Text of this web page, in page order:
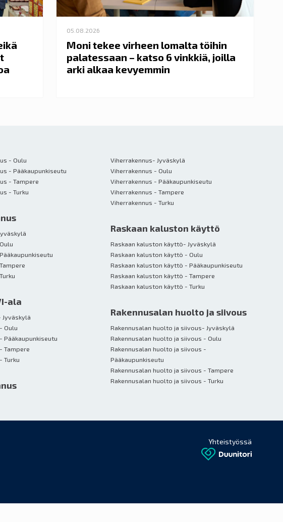
05.08.2026
Moni tekee virheen lomalta töihin
palatessaan – katso 6 vinkkiä, joilla
arki alkaa kevyemmin
- Oulu
- Pääkaupunkiseutu
- Tampere
Purku ja saneeraus - Turku
Pintarakennus - Turku
ala
Jyväskylä
Oulu
Pääkaupunkiseutu
Tampere
Sähkö ja LVI-ala - Turku
Viherrakennus- Jyväskylä
Viherrakennus - Oulu
Viherrakennus - Pääkaupunkiseutu
Viherrakennus - Tampere
Viherrakennus - Turku
Raskaan kaluston käyttö
Raskaan kaluston käyttö- Jyväskylä
Raskaan kaluston käyttö - Oulu
Raskaan kaluston käyttö - Pääkaupunkiseutu
Raskaan kaluston käyttö - Tampere
Raskaan kaluston käyttö - Turku
Rakennusalan huolto ja siivous
Rakennusalan huolto ja siivous- Jyväskylä
Rakennusalan huolto ja siivous - Oulu
Rakennusalan huolto ja siivous -
Pääkaupunkiseutu
Rakennusalan huolto ja siivous - Tampere
Rakennusalan huolto ja siivous - Turku
Yhteistyössä